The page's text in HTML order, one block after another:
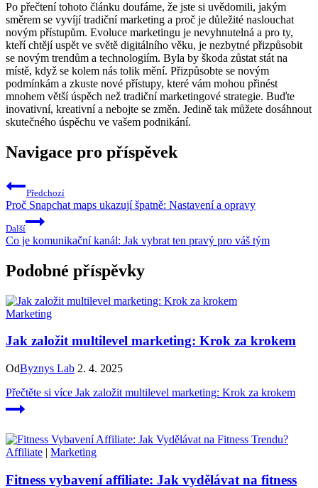
Po přečtení tohoto článku doufáme, že jste ​si ‌uvědomili, jakým
směrem ⁢se ⁤vyvíjí tradiční ‍marketing a proč je důležité naslouchat
novým ⁣přístupům. Evoluce marketingu ⁣je nevyhnutelná a pro ty,
kteří ​chtějí uspět ve světě digitálního věku, je⁢ nezbytné přizpůsobit
se ​novým trendům a technologiím. Byla by škoda zůstat ⁤stát​ na
místě, ‌když⁣ se ⁣kolem⁣ nás tolik mění. Přizpůsobte se novým
podmínkám a​ zkuste nové přístupy, které vám ⁣mohou přinést
mnohem větší úspěch než tradiční marketingové strategie.‌ Buďte
inovativní, kreativní a ⁣nebojte se změn. Jedině ⁤tak ‌můžete​ dosáhnout
skutečného úspěchu ve‌ vašem​ podnikání.
Navigace pro příspěvek
Předchozí
Proč Snapchat maps ukazují špatně: Nastavení a opravy
Další
Co je komunikační kanál: Jak vybrat ten pravý pro váš tým
Podobné příspěvky
Marketing
Jak založit multilevel marketing: Krok za krokem
OdByznys Lab 2. 4. 2025
Přečtěte si více Jak založit multilevel marketing: Krok za krokem
Affiliate | Marketing
Fitness vybavení affiliate: Jak vydělávat na fitness